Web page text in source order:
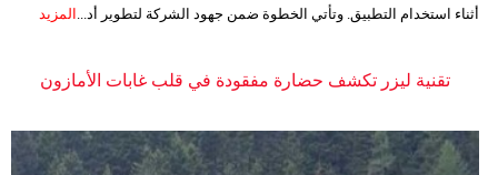
أثناء استخدام التطبيق. وتأتي الخطوة ضمن جهود الشركة لتطوير أد... المزيد
تقنية ليزر تكشف حضارة مفقودة في قلب غابات الأمازون